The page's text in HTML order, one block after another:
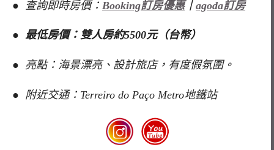
● 查詢即時房價： Booking訂房優惠｜ agoda訂房
● 最低房價：雙人房約5500元（台幣）
● 亮點：海景漂亮、設計旅店，有度假氛圍。
● 附近交通：Terreiro do Paço Metro地鐵站